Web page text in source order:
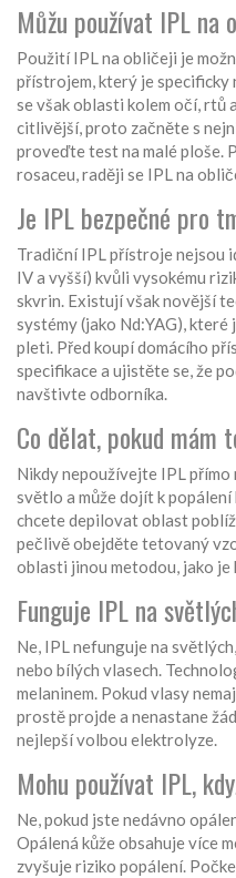
Můžu používat IPL na
Použití IPL na obličeji je
přístrojem, který je
se však oblasti kolem očí, rtů
citlivější, proto začněte s
proveďte test na malé ploše.
rosaceu, raději se IPL na
Je IPL bezpečné pro
Tradiční IPL přístroje nejsou
IV a vyšší) kvůli vysokému
skvrin. Existují však novější
systémy (jako Nd:YAG),
pleti. Před koupí domácího
specifikace a ujistěte se, že
navštivte odborníka.
Co dělat, pokud mám
Nikdy nepoužívejte IPL
světlo a může dojít k
chcete depilovat oblast
pečlivě obejděte tetovaný
oblasti jinou metodou, jako je
Funguje IPL na
Ne, IPL nefunguje na
nebo bílých vlasech.
melaninem. Pokud vlasy
prostě projde a nenastane
nejlepší volbou elektrolyze.
Mohu používat IPL,
Ne, pokud jste nedávno
Opálená kůže obsahuje více
zvyšuje riziko popálení.